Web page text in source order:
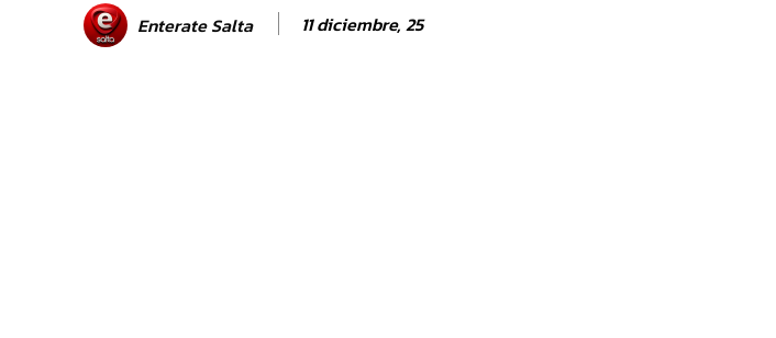
Enterate Salta 11 diciembre, 25